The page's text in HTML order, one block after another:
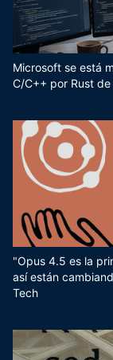
Microsoft se está
C/C++ por Rust
"Opus 4.5 es la
así están
Tech